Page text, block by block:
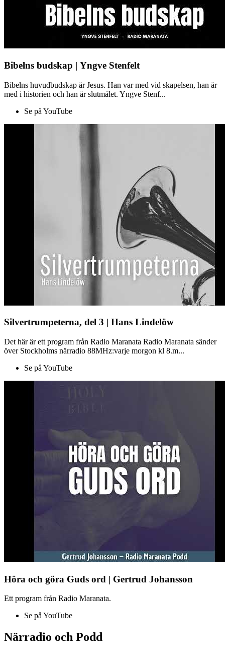
Bibelns budskap | Yngve Stenfelt
Bibelns huvudbudskap är Jesus. Han var med vid skapelsen, han är
med i historien och han är slutmålet. Yngve Stenf...
Se på YouTube
Silvertrumpeterna, del 3 | Hans Lindelöw
Det här är ett program från Radio Maranata Radio Maranata sänder
över Stockholms närradio 88MHz:varje morgon kl 8.m...
Se på YouTube
Höra och göra Guds ord | Gertrud Johansson
Ett program från Radio Maranata.
Se på YouTube
Närradio och Podd